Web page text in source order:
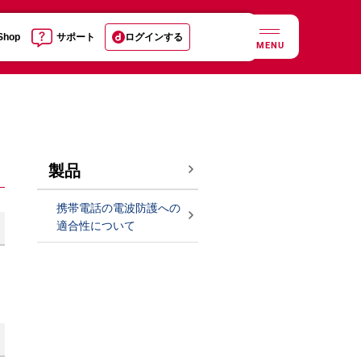
サポート ログインする
MENU
製品
携帯電話の電波防護への
適合性について